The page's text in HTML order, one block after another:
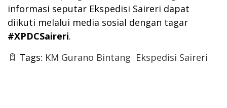
informasi seputar Ekspedisi Saireri dapat
diikuti melalui media sosial dengan tagar
#XPDCSaireri.
Tags: KM Gurano Bintang Ekspedisi Saireri